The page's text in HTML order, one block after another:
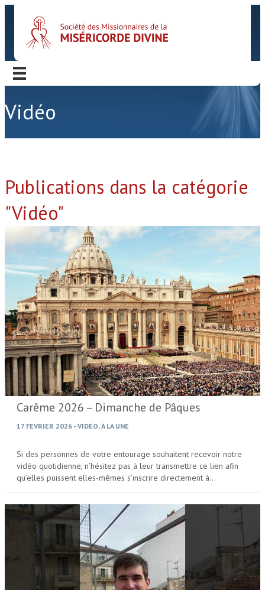
Vidéo
Publications dans la catégorie
"Vidéo"
Carême 2026 – Dimanche de Pâques
17 FÉVRIER 2026 - VIDÉO,À LA UNE
Si des personnes de votre entourage souhaitent recevoir notre
vidéo quotidienne, n’hésitez pas à leur transmettre ce lien afin
qu’elles puissent elles-mêmes s’inscrire directement à…